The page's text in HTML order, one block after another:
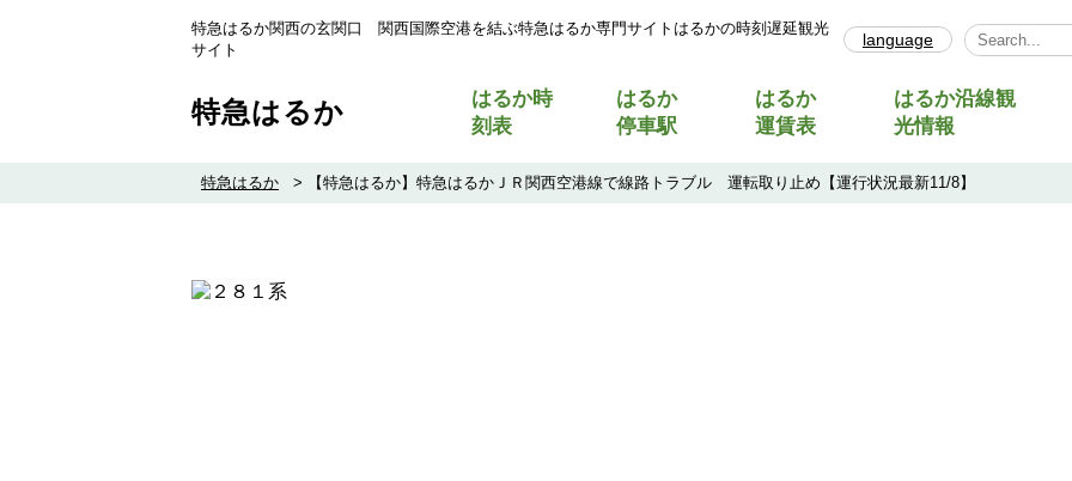
特急はるか関西の玄関口 関西国際空港を結ぶ特急はるか専門サイトはるかの時刻遅延観光
サイト
language
Select
特急はるか
はるか時
刻表
はるか
停車駅
はるか
運賃表
はるか沿線観
光情報
特急はるか > 【特急はるか】特急はるかＪＲ関西空港線で線路トラブル 運転取り止め【運行状況最新11/8】